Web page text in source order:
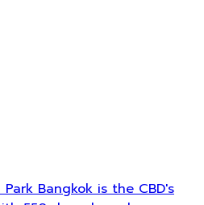
Bangkok is the CBD's